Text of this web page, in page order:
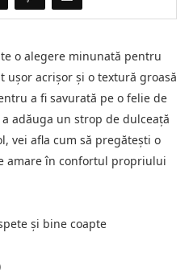
o alegere minunată pentru
acrișor și o textură groasă
a fi savurată pe o felie de
adăuga un strop de dulceață
vei afla cum să pregătești o
amare în confortul propriului
și bine coapte